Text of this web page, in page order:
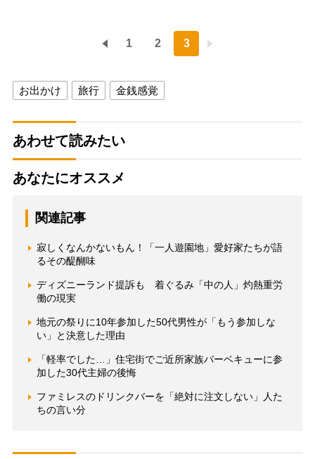
1 2 3
お出かけ 旅行 金銭感覚
あわせて読みたい
あなたにオススメ
関連記事
寂しくなんかないもん！「一人遊園地」愛好家たちが語
るその醍醐味
ディズニーランド提訴も 着ぐるみ「中の人」灼熱重労
働の現実
地元の祭りに10年参加した50代男性が「もう参加しな
い」と決意した理由
「軽率でした…」住宅街でご近所家族バーベキューに参
加した30代主婦の後悔
ファミレスのドリンクバーを「絶対に注文しない」人た
ちの言い分